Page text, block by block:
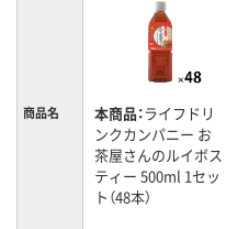
商品名 本商品：ライフドリ
ンクカンパニー お
茶屋さんのルイボス
ティー 500ml 1セッ
ト（48本）